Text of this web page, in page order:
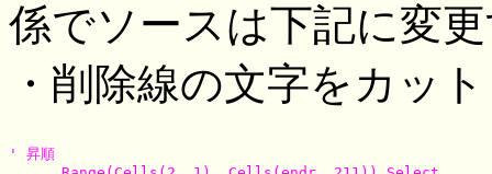
係でソースは下記に変
・削除線の文字をカッ
' 昇順